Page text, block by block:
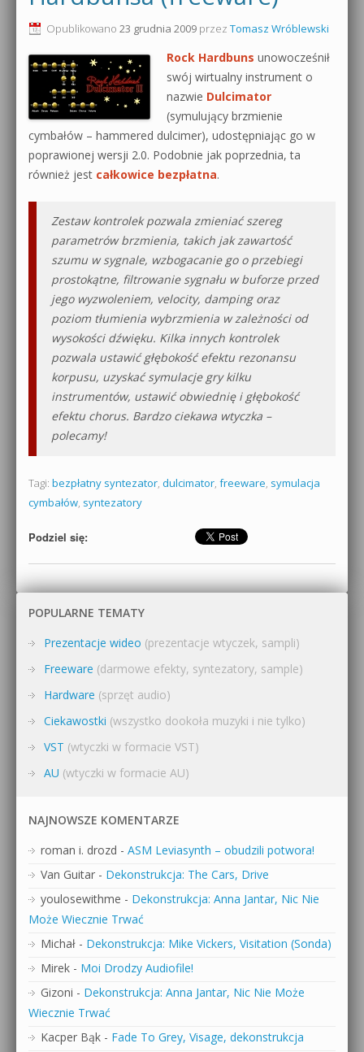
Produkcja muzyczna od podstaw
Sylenth1 od podstaw
Sound Forge od podstaw
Dubstep z syntezatorem Massive
Kontakt 5 Kompendium
Pakiety
0dB.pl - informacje
Newsletter
Materiały dla mediów
Archiwum aktualności
Polityka prywatności
Regulamin
Działanie sklepu internetowego
Wyszukiwanie
Opublikowano 23 grudnia 2009 przez Tomasz Wróblewski
Rock Hardbuns unowocześnił
swój wirtualny instrument o
nazwie Dulcimator
(symulujący brzmienie
cymbałów – hammered dulcimer), udostępniając go w
poprawionej wersji 2.0. Podobnie jak poprzednia, ta
również jest całkowice bezpłatna.
Zestaw kontrolek pozwala zmieniać szereg
parametrów brzmienia, takich jak zawartość
szumu w sygnale, wzbogacanie go o przebiegi
prostokątne, filtrowanie sygnału w buforze przed
jego wyzwoleniem, velocity, damping oraz
poziom tłumienia wybrzmienia w zależności od
wysokości dźwięku. Kilka innych kontrolek
pozwala ustawić głębokość efektu rezonansu
korpusu, uzyskać symulacje gry kilku
instrumentów, ustawić obwiednię i głębokość
efektu chorus. Bardzo ciekawa wtyczka –
polecamy!
Tagi: bezpłatny syntezator, dulcimator, freeware, symulacja
cymbałów, syntezatory
Podziel się:
POPULARNE TEMATY
Prezentacje wideo (prezentacje wtyczek, sampli)
Freeware (darmowe efekty, syntezatory, sample)
Hardware (sprzęt audio)
Ciekawostki (wszystko dookoła muzyki i nie tylko)
VST (wtyczki w formacie VST)
AU (wtyczki w formacie AU)
NAJNOWSZE KOMENTARZE
roman i. drozd - ASM Leviasynth – obudzili potwora!
Van Guitar - Dekonstrukcja: The Cars, Drive
youlosewithme - Dekonstrukcja: Anna Jantar, Nic Nie
Może Wiecznie Trwać
Michał - Dekonstrukcja: Mike Vickers, Visitation (Sonda)
Mirek - Moi Drodzy Audiofile!
Gizoni - Dekonstrukcja: Anna Jantar, Nic Nie Może
Wiecznie Trwać
Kacper Bąk - Fade To Grey, Visage, dekonstrukcja